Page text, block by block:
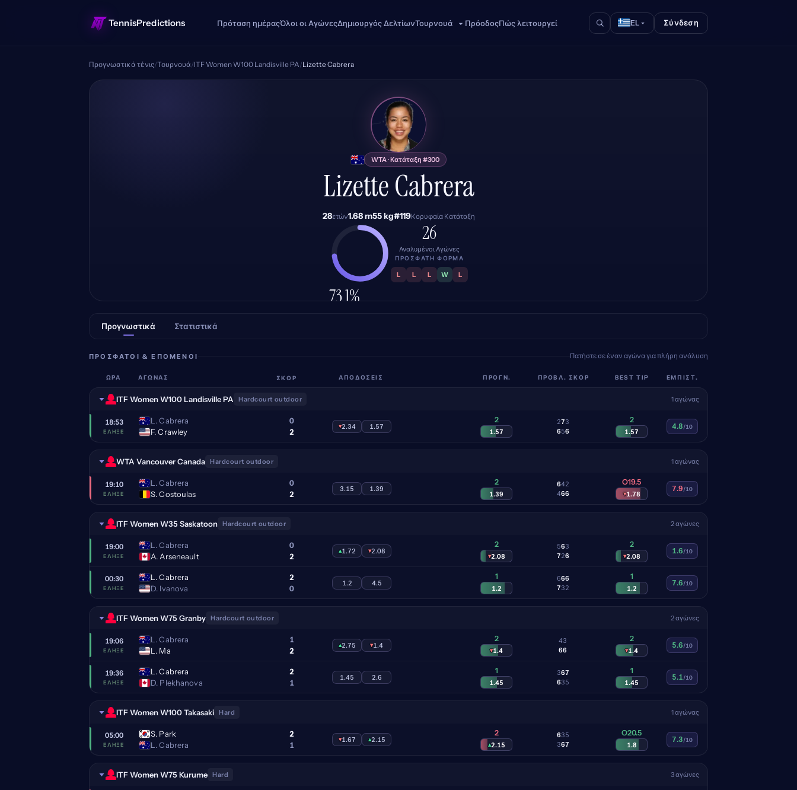
TennisPredictions Πρόταση ημέραςΌλοι οι ΑγώνεςΔημιουργός ΔελτίωνΤουρνουά ΠρόοδοςΠώς λειτουργεί EL Σύνδεση
Προγνωστικά τένις/Τουρνουά/ITF Women W100 Landisville PA/Lizette Cabrera
LC
WTA · Κατάταξη #300
Lizette Cabrera
28ετών1.68 m55 kg#119Κορυφαία Κατάταξη
73.1%
26
Αναλυμένοι Αγώνες
ΠΡΌΣΦΑΤΗ ΦΌΡΜΑ
L L L W L
Προγνωστικά Στατιστικά
ΠΡΌΣΦΑΤΟΙ & ΕΠΌΜΕΝΟΙ Πατήστε σε έναν αγώνα για πλήρη ανάλυση
ΏΡΑ ΑΓΏΝΑΣ ΣΚΟΡ ΑΠΟΔΌΣΕΙΣ ΠΡΟΓΝ. ΠΡΟΒΛ. ΣΚΟΡ BEST TIP ΕΜΠΙΣΤ.
ITF Women W100 Landisville PA Hardcourt outdoor 1 αγώνας
18:53
ΈΛΗΞΕ
L. Cabrera
F. Crawley
0
2
▾2.34 1.57
2
1.57
2
6
7
5
3
6
2
1.57
4.8/10
WTA Vancouver Canada Hardcourt outdoor 1 αγώνας
19:10
ΈΛΗΞΕ
L. Cabrera
S. Costoulas
0
2
3.15 1.39
2
1.39
6
4
4
6
2
6
O19.5
▾1.78
7.9/10
ITF Women W35 Saskatoon Hardcourt outdoor 2 αγώνες
19:00
ΈΛΗΞΕ
L. Cabrera
A. Arseneault
0
2
▴1.72 ▾2.08
2
▾2.08
5
7
6
2
3
6
2
▾2.08
1.6/10
00:30
ΈΛΗΞΕ
L. Cabrera
D. Ivanova
2
0
1.2 4.5
1
1.2
6
7
6
3
6
2
1
1.2
7.6/10
ITF Women W75 Granby Hardcourt outdoor 2 αγώνες
19:06
ΈΛΗΞΕ
L. Cabrera
L. Ma
1
2
▴2.75 ▾1.4
2
▾1.4
4
6
3
6
2
▾1.4
5.6/10
19:36
ΈΛΗΞΕ
L. Cabrera
D. Plekhanova
2
1
1.45 2.6
1
1.45
3
6
6
3
7
5
1
1.45
5.1/10
ITF Women W100 Takasaki Hard 1 αγώνας
05:00
ΈΛΗΞΕ
S. Park
L. Cabrera
2
1
▾1.67 ▴2.15
2
▴2.15
6
3
3
6
5
7
O20.5
1.8
7.3/10
ITF Women W75 Kurume Hard 3 αγώνες